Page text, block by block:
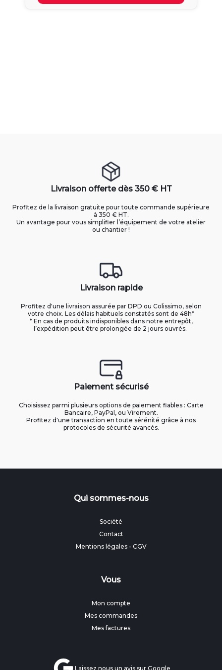
Livraison offerte dès 350 € HT
Profitez de la livraison gratuite pour toute commande supérieure
à 350 € HT.
Un avantage pour vous simplifier l’équipement de votre atelier
ou chantier !
Livraison rapide
Profitez d'une livraison assurée par DPD ou Colissimo, selon
votre choix. Les délais habituels constatés sont de 48h*
* En cas de produits indisponibles dans notre entrepôt,
l’expédition peut être prolongée de 2 jours ouvrés.
Paiement sécurisé
Choisissez parmi plusieurs options de paiement fiables : Carte
Bancaire, PayPal, ou Virement.
Profitez d'une transaction en toute sérénité grâce à nos
protocoles de sécurité avancés.
Qui sommes-nous
Société
Contact
Mentions légales- CGV
Vous
Mon compte
Mes commandes
Mes factures
Laissez nous un avis sur Google